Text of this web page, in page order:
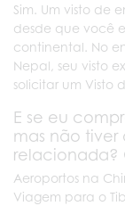
Sim. Um visto de
desde que você
continental. No
Nepal, seu visto
solicitar um Visto
E se eu
mas não tiver
relacionada?
Aeroportos na
Viagem para o